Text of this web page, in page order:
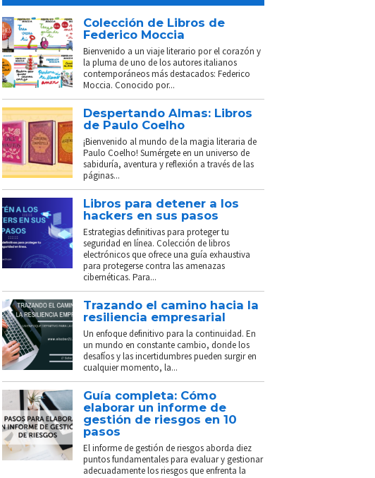
Colección de Libros de
Federico Moccia
Bienvenido a un viaje literario por el corazón y
la pluma de uno de los autores italianos
contemporáneos más destacados: Federico
Moccia. Conocido por...
Despertando Almas: Libros
de Paulo Coelho
¡Bienvenido al mundo de la magia literaria de
Paulo Coelho! Sumérgete en un universo de
sabiduría, aventura y reflexión a través de las
páginas...
Libros para detener a los
hackers en sus pasos
Estrategias definitivas para proteger tu
seguridad en línea. Colección de libros
electrónicos que ofrece una guía exhaustiva
para protegerse contra las amenazas
cibernéticas. Para...
Trazando el camino hacia la
resiliencia empresarial
Un enfoque definitivo para la continuidad. En
un mundo en constante cambio, donde los
desafíos y las incertidumbres pueden surgir en
cualquier momento, la...
Guía completa: Cómo
elaborar un informe de
gestión de riesgos en 10
pasos
El informe de gestión de riesgos aborda diez
puntos fundamentales para evaluar y gestionar
adecuadamente los riesgos que enfrenta la